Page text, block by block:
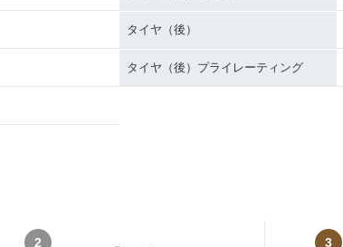
タイヤ（後）
タイヤ（後）プライレーティング
2 3